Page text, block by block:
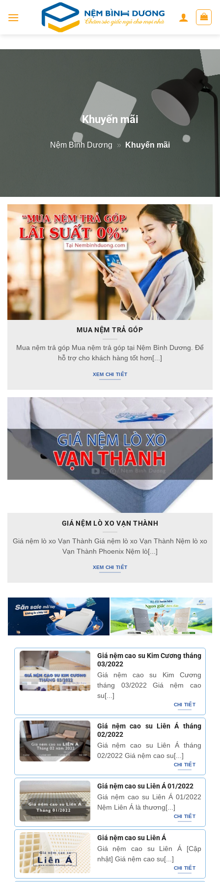
Khuyến mãi
Nệm Bình Dương » Khuyến mãi
MUA NỆM TRẢ GÓP
Mua nệm trả góp Mua nệm trả góp tại Nệm Bình Dương. Để
hỗ trợ cho khách hàng tốt hơn[...]
XEM CHI TIẾT
GIÁ NỆM LÒ XO VẠN THÀNH
Giá nệm lò xo Vạn Thành Giá nệm lò xo Vạn Thành Nệm lò xo
Vạn Thành Phoenix Nệm lò[...]
XEM CHI TIẾT
Giá nệm cao su Kim Cương tháng
03/2022
Giá nệm cao su Kim Cương
tháng 03/2022 Giá nệm cao
su[...]
CHI TIẾT
Giá nệm cao su Liên Á tháng
02/2022
Giá nệm cao su Liên Á tháng
02/2022 Giá nệm cao su[...]
CHI TIẾT
Giá nệm cao su Liên Á 01/2022
Giá nệm cao su Liên Á 01/2022
Nệm Liên Á là thương[...]
CHI TIẾT
Giá nệm cao su Liên Á
Giá nệm cao su Liên Á [Cập
nhật] Giá nệm cao su[...]
CHI TIẾT